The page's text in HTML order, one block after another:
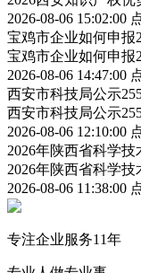
2026-08-06 15:02:00
宝鸡市企业如何申报
宝鸡市企业如何申报
2026-08-06 14:47:00
西安市科技局公示
西安市科技局公示
2026-08-06 12:10:00
2026年陕西省科学
2026年陕西省科学
2026-08-06 11:38:00
专注企业服务11年